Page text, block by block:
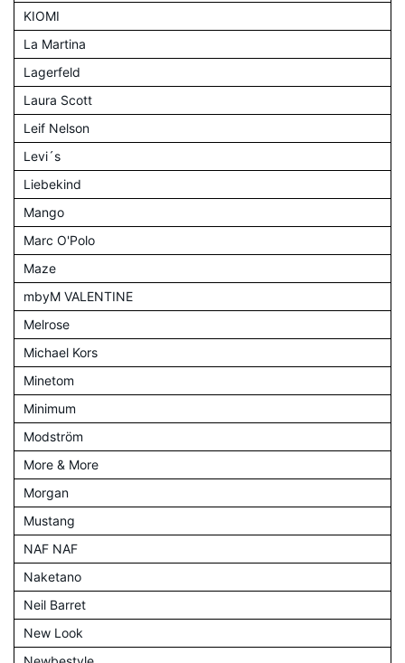
KIOMI
La Martina
Lagerfeld
Laura Scott
Leif Nelson
Levi´s
Liebekind
Mango
Marc O'Polo
Maze
mbyM VALENTINE
Melrose
Michael Kors
Minetom
Minimum
Modström
More & More
Morgan
Mustang
NAF NAF
Naketano
Neil Barret
New Look